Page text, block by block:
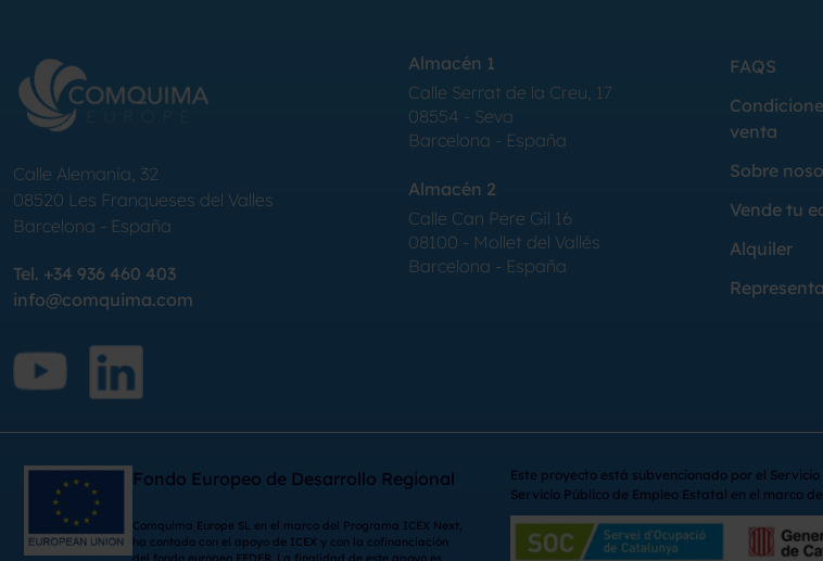
Calle Alemania, 32
08520 Les Franqueses del Valles
Barcelona - España
Tel. +34 936 460 403
info@comquima.com
Almacén 1
Calle Serrat de la Creu, 17
08554 - Seva
Barcelona - España
Almacén 2
Calle Can Pere Gil 16
08100 - Mollet del Vallés
Barcelona - España
FAQS
venta
Sobre
Vende tu
Alquiler
Fondo Europeo de Desarrollo Regional
Comquima Europe SL en el marco del Programa ICEX Next,
ha contado con el apoyo de ICEX y con la cofinanciación
Este proyecto está subvencionado por el
Servicio Público de Empleo Estatal en el marco